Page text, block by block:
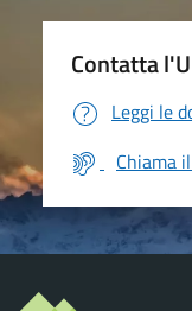
Contatta
Leggi le
Chiama